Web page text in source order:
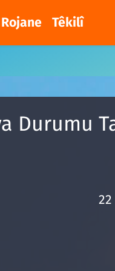
Rojane Têkilî
Durumu